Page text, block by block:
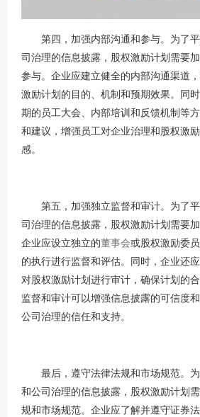
第四，加强内部沟通和参与。为了
司治理的信息披露，股权激励计划需要
参与。企业应建立健全的内部沟通渠道
激励计划的目的、机制和预期效果。同
期的员工大会、内部培训和反馈机制等
和建议，增强员工对企业治理和股权激
感。
第五，加强独立监督和审计。为了
司治理的信息披露，股权激励计划需要
企业应设立独立的董事会或股权激励委
的执行进行监督和评估。同时，企业还
对股权激励计划进行审计，确保计划的
监督和审计可以增强信息披露的可信度
公司治理的信任和支持。
最后，遵守法律法规和市场规范。
和公司治理的信息披露，股权激励计划
规和市场规范。企业应了解并遵守证券